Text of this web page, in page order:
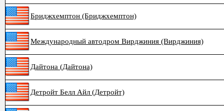
Бриджхемптон (Бриджхемптон)
Международный автодром Вирджиния (Вирджиния)
Дайтона (Дайтона)
Детройт Белл Айл (Детройт)